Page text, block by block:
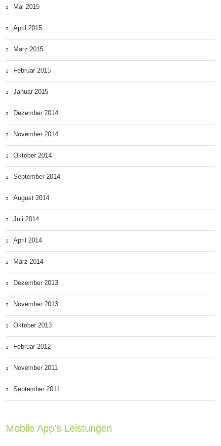
Mai 2015
April 2015
März 2015
Februar 2015
Januar 2015
Dezember 2014
November 2014
Oktober 2014
September 2014
August 2014
Juli 2014
April 2014
März 2014
Dezember 2013
November 2013
Oktober 2013
Februar 2012
November 2011
September 2011
Mobile App’s Leistungen